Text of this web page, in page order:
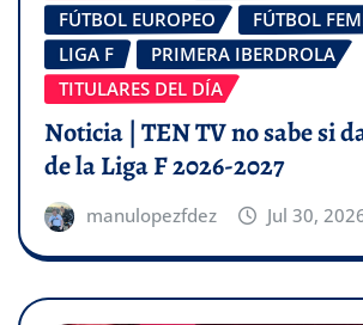
FÚTBOL EUROPEO
FÚTBOL
LIGA F
PRIMERA IBERDROLA
TITULARES DEL DÍA
Noticia | TEN TV no sabe si
de la Liga F 2026-2027
manulopezfdez Jul 30,